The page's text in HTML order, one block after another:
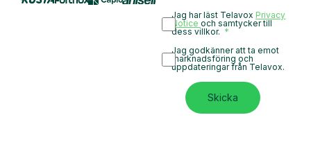
Jag har läst Telavox Privacy
Noticeoch samtycker till
dess villkor.
Jag godkänner att ta emot
marknadsföring och
uppdateringar från Telavox.
Skicka